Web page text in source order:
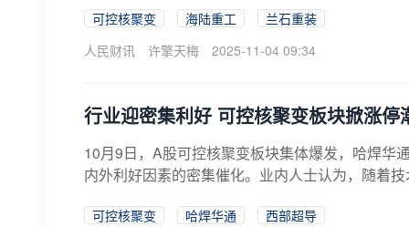
可控核聚变 海陆重工
兰石重装
人民财讯
许擎天梅 2025-11-04 09:34
行业迎密集利好 可控核聚变板块掀涨停
10月9日，A股可控核聚变板块集体爆发，哈焊华
内外利好因素的密集催化。业内人士认为，随着
可控核聚变 哈焊华通
西部超导